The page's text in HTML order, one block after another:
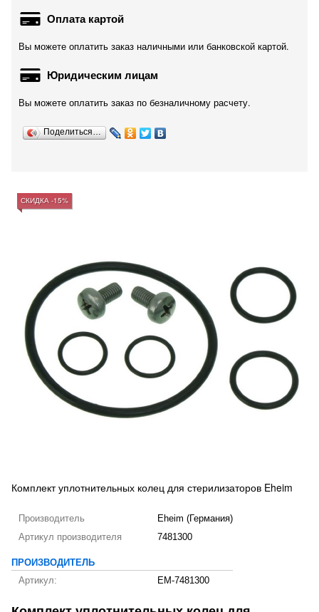
Оплата картой
Вы можете оплатить заказ наличными или банковской картой.
Юридическим лицам
Вы можете оплатить заказ по безналичному расчету.
Поделиться…
СКИДКА -15%
Комплект уплотнительных колец для стерилизаторов Eheim
Производитель
Eheim (Германия)
Артикул производителя
7481300
ПРОИЗВОДИТЕЛЬ
Артикул:
EM-7481300